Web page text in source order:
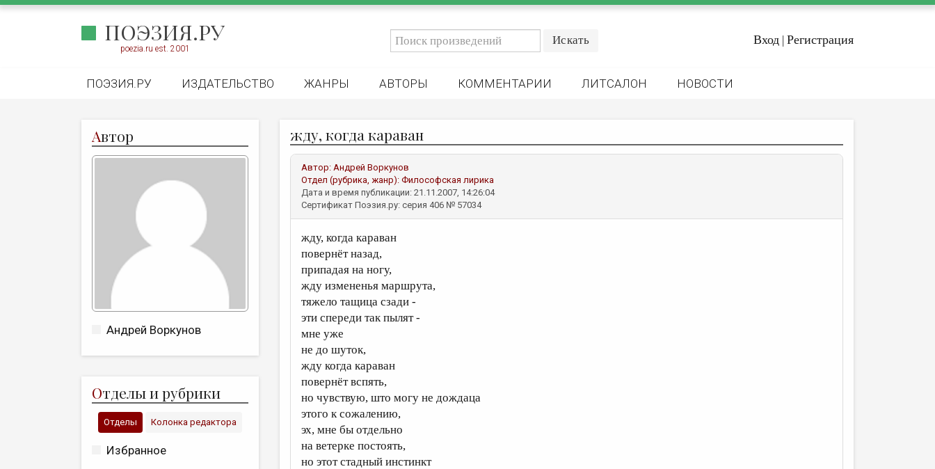
ПОЭЗИЯ.РУ
poezia.ru est. 2001
Вход | Регистрация
ПОЭЗИЯ.РУ ИЗДАТЕЛЬСТВО ЖАНРЫ АВТОРЫ КОММЕНТАРИИ ЛИТСАЛОН НОВОСТИ
Автор
Андрей Воркунов
Отделы и рубрики
Отделы Колонка редактора
Избранное
жду, когда караван
Автор: Андрей Воркунов
Отдел (рубрика, жанр): Философская лирика
Дата и время публикации: 21.11.2007, 14:26:04
Сертификат Поэзия.ру: серия 406 № 57034
жду, когда караван
повернёт назад,
припадая на ногу,
жду измененья маршрута,
тяжело тащица сзади -
эти спереди так пылят -
мне уже
не до шуток,
жду когда караван
повернёт вспять,
но чувствую, што могу не дождаца
этого к сожалению,
эх, мне бы отдельно
на ветерке постоять,
но этот стадный инстинкт